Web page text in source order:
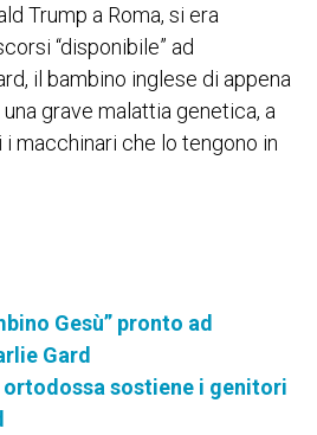
Trump a Roma, si era
“disponibile” ad
il bambino inglese di appena
grave malattia genetica, a
macchinari che lo tengono in
Gesù” pronto ad
Gard
ortodossa sostiene i genitori